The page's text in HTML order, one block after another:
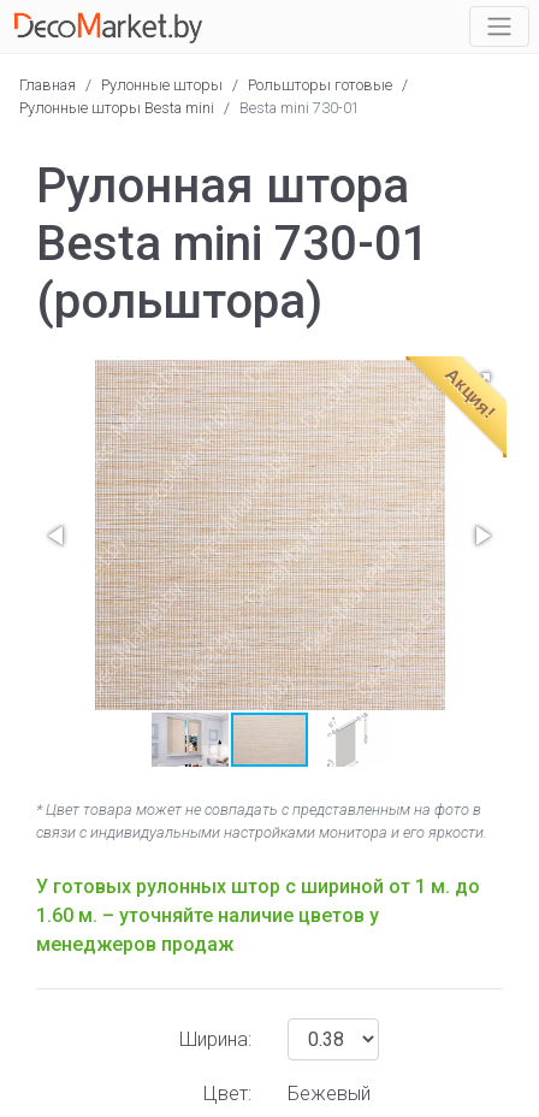
Главная / Рулонные шторы / Рольшторы готовые /
Рулонные шторы Besta mini / Besta mini 730-01
Рулонная штора
Besta mini 730-01
(рольштора)
Акция!
* Цвет товара может не совпадать с представленным на фото в
связи с индивидуальными настройками монитора и его яркости.
У готовых рулонных штор с шириной от 1 м. до
1.60 м. – уточняйте наличие цветов у
менеджеров продаж
Ширина:
Цвет: Бежевый